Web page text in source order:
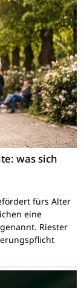
was sich
fürs Alter
eine
Riester